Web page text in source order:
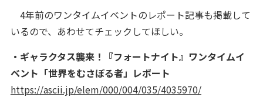
4年前のワンタイムイベントのレポート記事も掲載して
いるので、あわせてチェックしてほしい。
・ギャラクタス襲来！『フォートナイト』ワンタイムイ
ベント「世界をむさぼる者」レポート
https://ascii.jp/elem/000/004/035/4035970/